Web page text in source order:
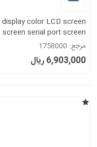
color LCD screen
serial port screen
مرجع: 1758000
6,903,000 ریال